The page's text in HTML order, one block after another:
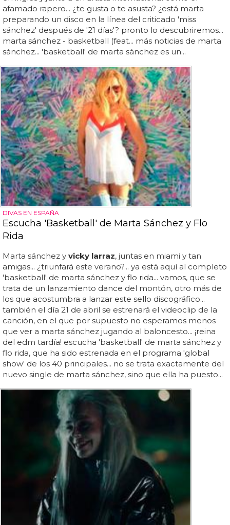
afamado rapero... ¿te gusta o te asusta? ¿está marta
preparando un disco en la línea del criticado 'miss
sánchez' después de '21 días'? pronto lo descubriremos...
marta sánchez - basketball (feat... más noticias de marta
sánchez... 'basketball' de marta sánchez es un...
DIVAS EN ESPAÑA
Escucha 'Basketball' de Marta Sánchez y Flo
Rida
Marta sánchez y vicky larraz, juntas en miami y tan
amigas... ¿triunfará este verano?... ya está aquí al completo
'basketball' de marta sánchez y flo rida... vamos, que se
trata de un lanzamiento dance del montón, otro más de
los que acostumbra a lanzar este sello discográfico...
también el día 21 de abril se estrenará el videoclip de la
canción, en el que por supuesto no esperamos menos
que ver a marta sánchez jugando al baloncesto... ¡reina
del edm tardía! escucha 'basketball' de marta sánchez y
flo rida, que ha sido estrenada en el programa 'global
show' de los 40 principales... no se trata exactamente del
nuevo single de marta sánchez, sino que ella ha puesto...